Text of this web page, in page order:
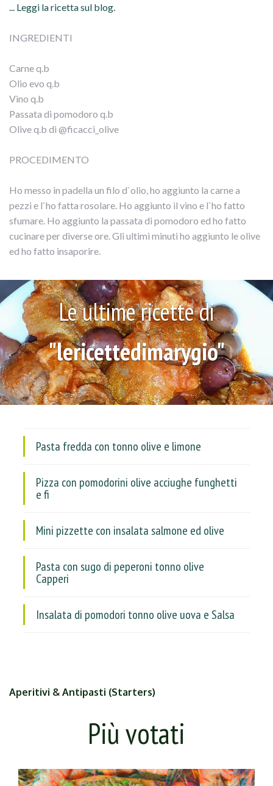
... Leggi la ricetta sul blog.
INGREDIENTI
Carne q.b
Olio evo q.b
Vino q.b
Passata di pomodoro q.b
Olive q.b di @ficacci_olive
PROCEDIMENTO
Ho messo in padella un filo d`olio, ho aggiunto la carne a
pezzi e l`ho fatta rosolare. Ho aggiunto il vino e l`ho fatto
sfumare. Ho aggiunto la passata di pomodoro ed ho fatto
cucinare per diverse ore. Gli ultimi minuti ho aggiunto le olive
ed ho fatto insaporire.
Le ultime ricette di
"lericettedimarygio"
Pasta fredda con tonno olive e limone
Pizza con pomodorini olive acciughe funghetti
e fi
Mini pizzette con insalata salmone ed olive
Pasta con sugo di peperoni tonno olive
Capperi
Insalata di pomodori tonno olive uova e Salsa
Aperitivi & Antipasti (Starters)
Più votati